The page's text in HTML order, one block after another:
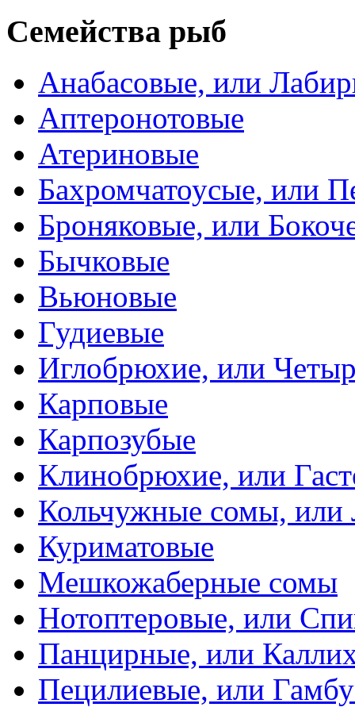
Семейства рыб
Анабасовые, или
Аптеронотовые
Атериновые
Бахромчатоусые, или
Броняковые, или
Бычковые
Вьюновые
Гудиевые
Иглобрюхие, или
Карповые
Карпозубые
Клинобрюхие, или
Кольчужные сомы, или
Куриматовые
Мешкожаберные сомы
Нотоптеровые, или
Панцирные, или
Пецилиевые, или